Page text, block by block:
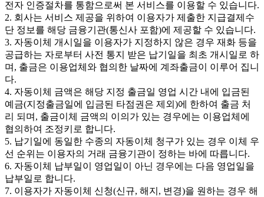
전자 인증절차를 통함으로써 본 서비스를 이용할 수 있습니다.
2. 회사는 서비스 제공을 위하여 이용자가 제출한 지급결제수
단 정보를 해당 금융기관(통신사 포함)에 제공할 수 있습니다.
3. 자동이체 개시일을 이용자가 지정하지 않은 경우 재화 등을
공급하는 자로부터 사전 통지 받은 납기일을 최초 개시일로 하
며, 출금은 이용업체와 협의한 날짜에 계좌출금이 이루어 집니
다.
4. 자동이체 금액은 해당 지정 출금일 영업 시간 내에 입금된
예금(지정출금일에 입금된 타점권은 제외)에 한하여 출금 처
리 되며, 출금이체 금액의 이의가 있는 경우에는 이용업체에
협의하여 조정키로 합니다.
5. 납기일에 동일한 수종의 자동이체 청구가 있는 경우 이체 우
선 순위는 이용자의 거래 금융기관이 정하는 바에 따릅니다.
6. 자동이체 납부일이 영업일이 아닌 경우에는 다음 영업일을
납부일로 합니다.
7. 이용자가 자동이체 신청(신규, 해지, 변경)을 원하는 경우 해